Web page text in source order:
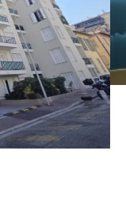
4 5+